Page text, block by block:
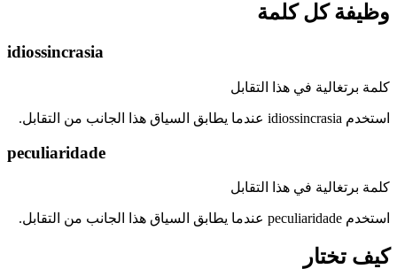
وظيفة كل كلمة
idiossincrasia
كلمة برتغالية في هذا التقابل
استخدم idiossincrasia عندما يطابق السياق هذا الجانب من التقابل.
peculiaridade
كلمة برتغالية في هذا التقابل
استخدم peculiaridade عندما يطابق السياق هذا الجانب من التقابل.
كيف تختار